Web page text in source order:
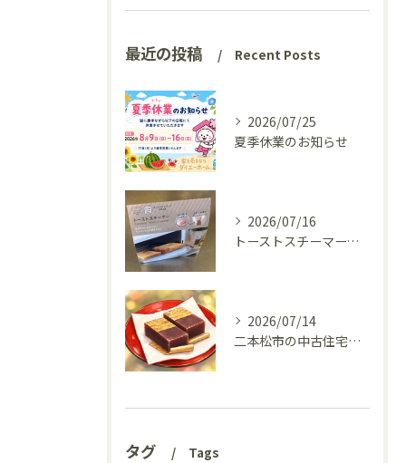
最近の投稿 Recent Posts
2026/07/25
夏季休業のお知らせ
2026/07/16
トーストスチーマーで、いつものパンが少し変わった話
2026/07/14
二本松市の中古住宅、リフォーム前の様子を見てきました(^^♪
タグ Tags